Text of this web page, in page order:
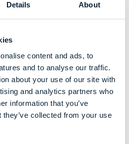
Details About
content and ads, to
and to analyse our traffic.
about your use of our site with
and analytics partners who
information that you’ve
collected from your use